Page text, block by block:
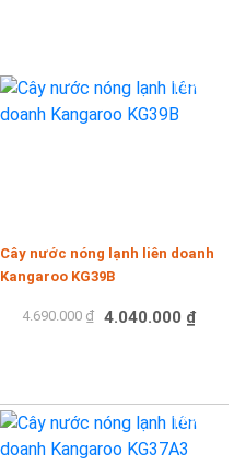
-14%
Cây nước nóng lạnh liên doanh
Kangaroo KG39B
4.690.000 ₫ 4.040.000 ₫
-16%